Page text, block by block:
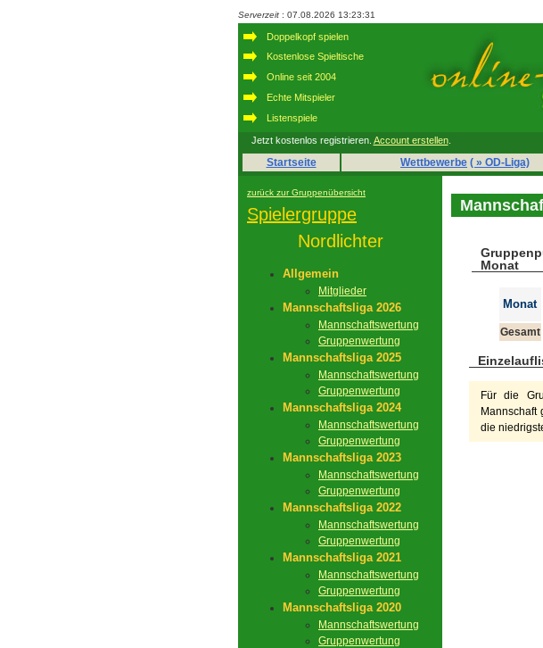
Serverzeit : 07.08.2026 13:23:31
Doppelkopf spielen
Kostenlose Spieltische
Online seit 2004
Echte Mitspieler
Listenspiele
Jetzt kostenlos registrieren. Account erstellen.
Startseite Wettbewerbe ( » OD-Liga)
zurück zur Gruppenübersicht
Spielergruppe
Nordlichter
Allgemein
Mitglieder
Mannschaftsliga 2026
Mannschaftswertung
Gruppenwertung
Mannschaftsliga 2025
Mannschaftswertung
Gruppenwertung
Mannschaftsliga 2024
Mannschaftswertung
Gruppenwertung
Mannschaftsliga 2023
Mannschaftswertung
Gruppenwertung
Mannschaftsliga 2022
Mannschaftswertung
Gruppenwertung
Mannschaftsliga 2021
Mannschaftswertung
Gruppenwertung
Mannschaftsliga 2020
Mannschaftswertung
Gruppenwertung
Monat
Monat
Gesamt
Für die
Mannschaft
die